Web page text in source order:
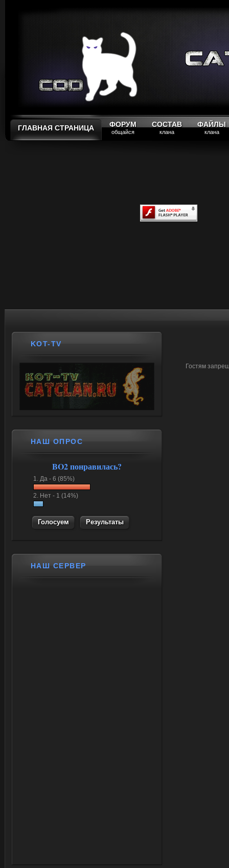
ГЛАВНАЯ СТРАНИЦА ФОРУМ
общайся
СОСТАВ
клана
ФАЙЛЫ
клана
Гостям
KOT-TV
НАШ ОПРОС
BO2 понравилась?
1. Да - 6 (85%)
2. Нет - 1 (14%)
Результаты
НАШ СЕРВЕР